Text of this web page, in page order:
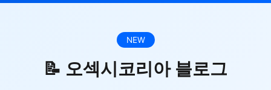
NEW
📝 오섹시코리아 블로그